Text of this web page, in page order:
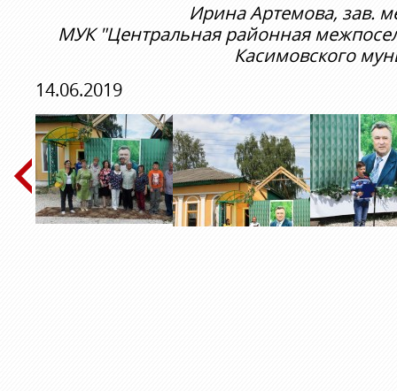
Ирина Артемова, зав.
МУК "Центральная районная
Касимовского
14.06.2019